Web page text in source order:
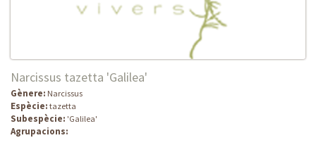
Narcissus tazetta 'Galilea'
Gènere: Narcissus
Espècie: tazetta
Subespècie: 'Galilea'
Agrupacions: